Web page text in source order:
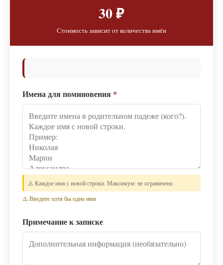
30 ₽
Стоимость зависит от количества имён
Имена для поминовения *
⚠️ Каждое имя с новой строки. Максимум: не ограничено
⚠️ Введите хотя бы одно имя
Примечание к записке